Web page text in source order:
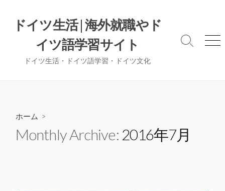
ス
ドイツ生活 | 海外就職やド
イツ語学習サイト
ドイツ生活・ドイツ語学習・ドイツ文化
検
メ
ホーム >
Monthly Archive: 2016年7月